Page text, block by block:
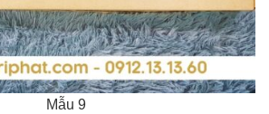
Mẫu 9